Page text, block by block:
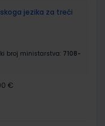
jezika za treći
broj ministarstva: 7108-
€